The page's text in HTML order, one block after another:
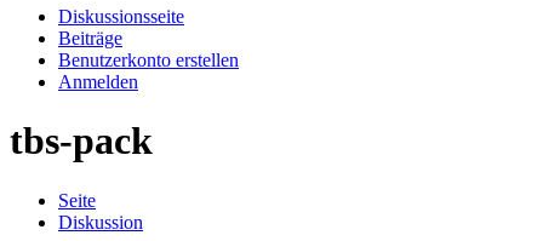
Diskussionsseite
Beiträge
Benutzerkonto erstellen
Anmelden
tbs-pack
Seite
Diskussion